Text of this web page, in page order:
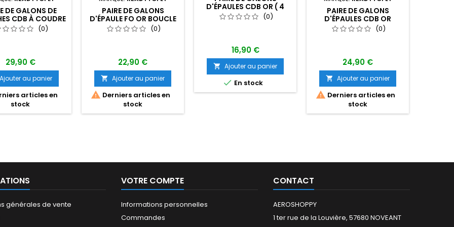
DE GALONS DE
CDB À COUDRE
BOUCLE NELSON
(0)
29,90 €
Ajouter au panier
articles en
stock
PAIRE DE GALONS
D'ÉPAULE FO OR BOUCLE
NELSON (0)
22,90 €
 Ajouter au panier
 Derniers articles en
stock
D'ÉPAULES CDB OR ( 4
BARETTES)(0)
16,90 €
 Ajouter au panier
 En stock
PAIRE DE GALONS
D'ÉPAULES CDB OR
BOUCLE NELSON
(0)
24,90 €
 Ajouter au panier
 Derniers articles en
stock
générales de vente
VOTRE COMPTE
Informations personnelles
Commandes
CONTACT
AEROSHOPPY
1 ter rue de la Louvière, 57680 NOVEANT